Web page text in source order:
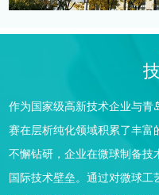
作为国家级高新技术企业与青
赛在层析纯化领域积累了丰富
不懈钻研，企业在微球制备技
国际技术壁垒。通过对微球工